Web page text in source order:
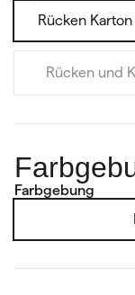
Rücken
Rücken und
Farbgebung